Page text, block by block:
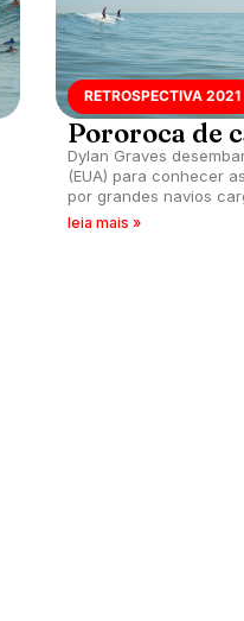
RETROSPECTIVA 2021
Pororoca de
Dylan Graves
(EUA) para conhecer
por grandes navios
leia mais »